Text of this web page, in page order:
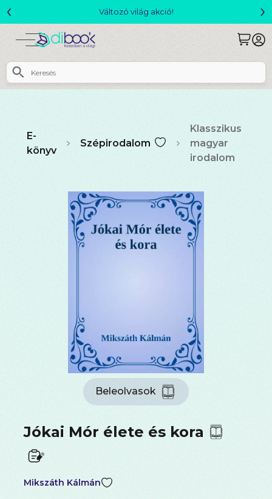
Változó világ akció!
‹ ›
E-
könyv
Szépirodalom
Klasszikus
magyar
irodalom
Beleolvasok
Jókai Mór élete és kora
Mikszáth Kálmán